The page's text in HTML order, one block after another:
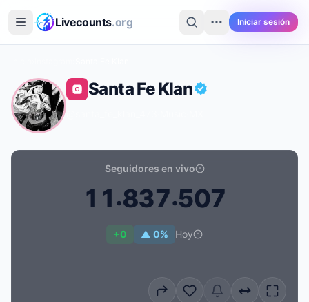
Livecounts.org Iniciar sesión
Santa Fe Klan
Seguidores en vivo
1 1.837.507
+0 ▲ 0% Hoy